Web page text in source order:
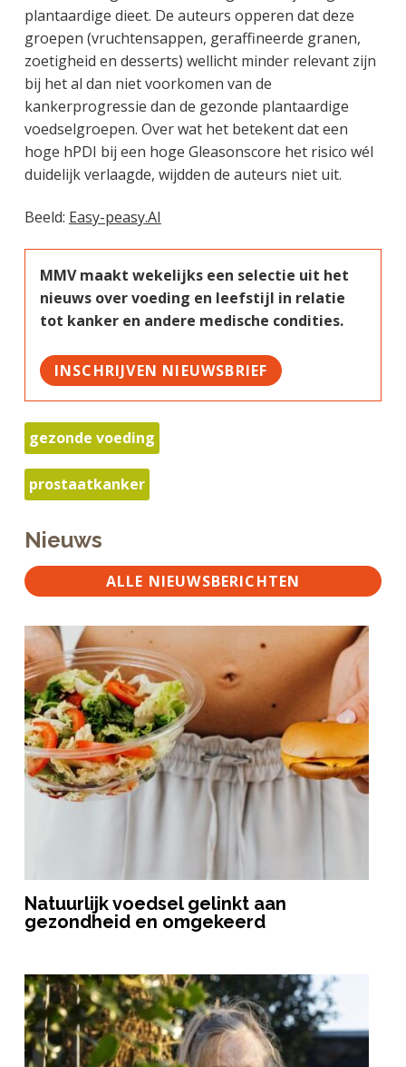
plantaardige dieet. De auteurs opperen dat deze
groepen (vruchtensappen, geraffineerde granen,
zoetigheid en desserts) wellicht minder relevant zijn
bij het al dan niet voorkomen van de
kankerprogressie dan de gezonde plantaardige
voedselgroepen. Over wat het betekent dat een
hoge hPDI bij een hoge Gleasonscore het risico wél
duidelijk verlaagde, wijdden de auteurs niet uit.
Beeld: Easy-peasy.AI
MMV maakt wekelijks een selectie uit het
nieuws over voeding en leefstijl in relatie
tot kanker en andere medische condities.
INSCHRIJVEN NIEUWSBRIEF
gezonde voeding
prostaatkanker
Nieuws
ALLE NIEUWSBERICHTEN
Natuurlijk voedsel gelinkt aan
gezondheid en omgekeerd